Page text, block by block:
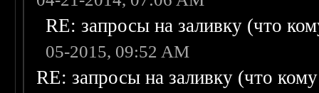
RE: запросы на заливку (что
05-2015, 09:52 AM
RE: запросы на заливку (что